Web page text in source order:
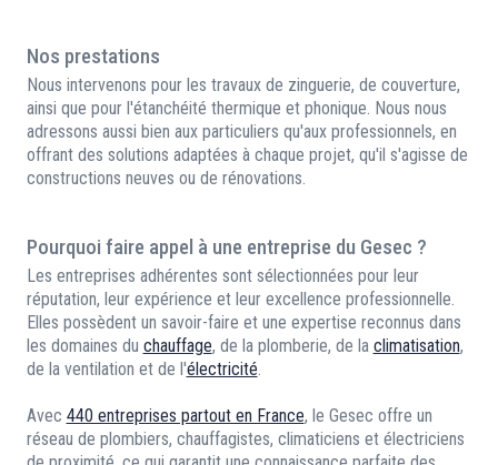
Nos prestations
Nous intervenons pour les travaux de zinguerie, de couverture,
ainsi que pour l'étanchéité thermique et phonique. Nous nous
adressons aussi bien aux particuliers qu'aux professionnels, en
offrant des solutions adaptées à chaque projet, qu'il s'agisse de
constructions neuves ou de rénovations.
Pourquoi faire appel à une entreprise du Gesec ?
Les entreprises adhérentes sont sélectionnées pour leur
réputation, leur expérience et leur excellence professionnelle.
Elles possèdent un savoir-faire et une expertise reconnus dans
les domaines du chauffage, de la plomberie, de la climatisation,
de la ventilation et de l'électricité.
Avec 440 entreprises partout en France, le Gesec offre un
réseau de plombiers, chauffagistes, climaticiens et électriciens